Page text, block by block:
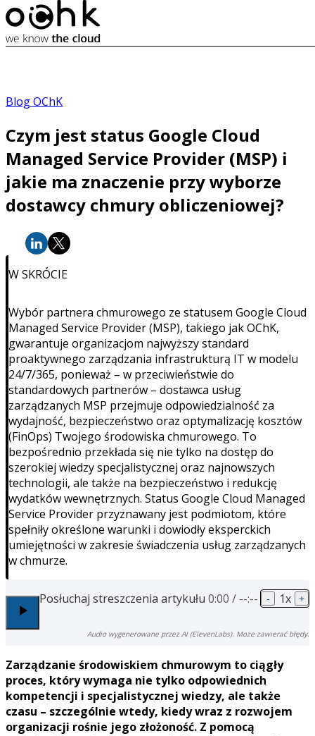
Blog OChK
Czym jest status Google Cloud
Managed Service Provider (MSP) i
jakie ma znaczenie przy wyborze
dostawcy chmury obliczeniowej?
W SKRÓCIE
Wybór partnera chmurowego ze statusem Google Cloud
Managed Service Provider (MSP), takiego jak OChK,
gwarantuje organizacjom najwyższy standard
proaktywnego zarządzania infrastrukturą IT w modelu
24/7/365, ponieważ – w przeciwieństwie do
standardowych partnerów – dostawca usług
zarządzanych MSP przejmuje odpowiedzialność za
wydajność, bezpieczeństwo oraz optymalizację kosztów
(FinOps) Twojego środowiska chmurowego. To
bezpośrednio przekłada się nie tylko na dostęp do
szerokiej wiedzy specjalistycznej oraz najnowszych
technologii, ale także na bezpieczeństwo i redukcję
wydatków wewnętrznych. Status Google Cloud Managed
Service Provider przyznawany jest podmiotom, które
spełniły określone warunki i dowiodły eksperckich
umiejętności w zakresie świadczenia usług zarządzanych
w chmurze.
Posłuchaj streszczenia artykułu 0:00 / --:-- - 1x +
Audio wygenerowane przez AI (ElevenLabs). Może zawierać błędy.
Zarządzanie środowiskiem chmurowym to ciągły
proces, który wymaga nie tylko odpowiednich
kompetencji i specjalistycznej wiedzy, ale także
czasu – szczególnie wtedy, kiedy wraz z rozwojem
organizacji rośnie jego złożoność. Z pomocą